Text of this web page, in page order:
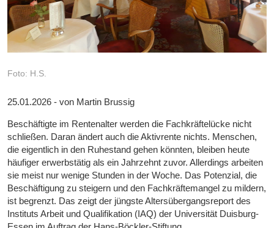
Foto: H.S.
25.01.2026 - von Martin Brussig
Beschäftigte im Rentenalter werden die Fachkräftelücke nicht
schließen. Daran ändert auch die Aktivrente nichts. Menschen,
die eigentlich in den Ruhestand gehen könnten, bleiben heute
häufiger erwerbstätig als ein Jahrzehnt zuvor. Allerdings arbeiten
sie meist nur wenige Stunden in der Woche. Das Potenzial, die
Beschäftigung zu steigern und den Fachkräftemangel zu mildern,
ist begrenzt. Das zeigt der jüngste Altersübergangsreport des
Instituts Arbeit und Qualifikation (IAQ) der Universität Duisburg-